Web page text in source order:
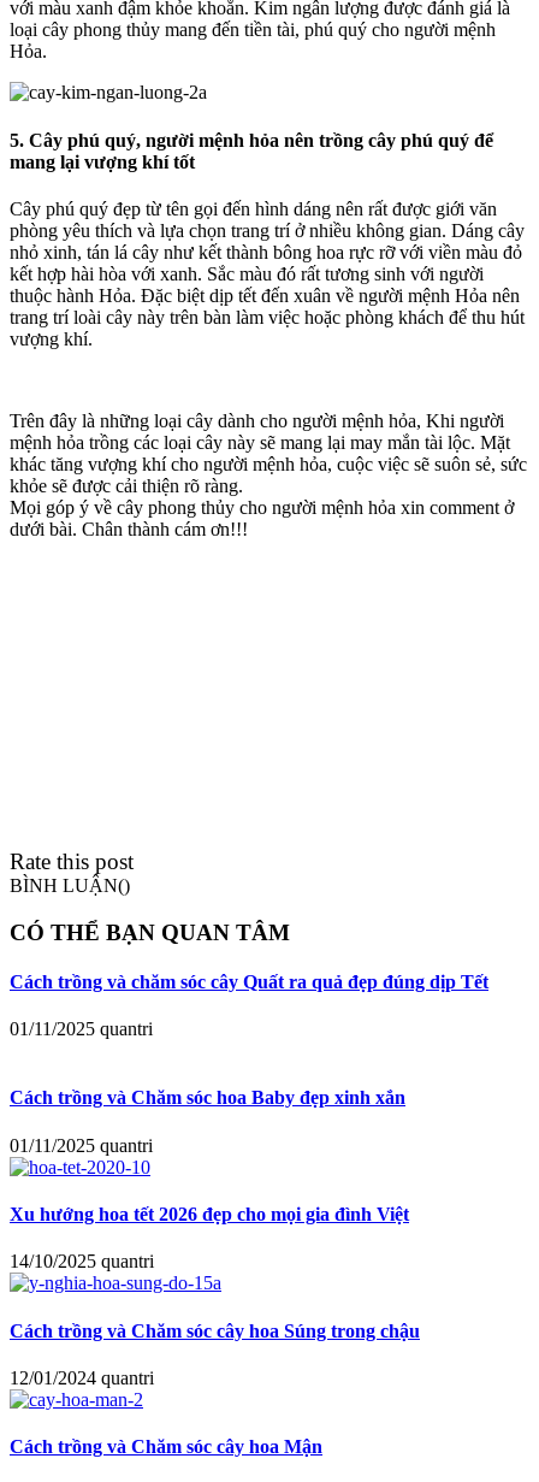
với màu xanh đậm khỏe khoắn. Kim ngân lượng được đánh giá là
loại cây phong thủy mang đến tiền tài, phú quý cho người mệnh
Hỏa.
5. Cây phú quý, người mệnh hỏa nên trồng cây phú quý để
mang lại vượng khí tốt
Cây phú quý đẹp từ tên gọi đến hình dáng nên rất được giới văn
phòng yêu thích và lựa chọn trang trí ở nhiều không gian. Dáng cây
nhỏ xinh, tán lá cây như kết thành bông hoa rực rỡ với viền màu đỏ
kết hợp hài hòa với xanh. Sắc màu đó rất tương sinh với người
thuộc hành Hỏa. Đặc biệt dịp tết đến xuân về người mệnh Hỏa nên
trang trí loài cây này trên bàn làm việc hoặc phòng khách để thu hút
vượng khí.
Trên đây là những loại cây dành cho người mệnh hỏa, Khi người
mệnh hỏa trồng các loại cây này sẽ mang lại may mắn tài lộc. Mặt
khác tăng vượng khí cho người mệnh hỏa, cuộc việc sẽ suôn sẻ, sức
khỏe sẽ được cải thiện rõ ràng.
Mọi góp ý về cây phong thủy cho người mệnh hỏa xin comment ở
dưới bài. Chân thành cám ơn!!!
Rate this post
BÌNH LUẬN()
CÓ THỂ BẠN QUAN TÂM
Cách trồng và chăm sóc cây Quất ra quả đẹp đúng dịp Tết
01/11/2025 quantri
Cách trồng và Chăm sóc hoa Baby đẹp xinh xắn
01/11/2025 quantri
Xu hướng hoa tết 2026 đẹp cho mọi gia đình Việt
14/10/2025 quantri
Cách trồng và Chăm sóc cây hoa Súng trong chậu
12/01/2024 quantri
Cách trồng và Chăm sóc cây hoa Mận